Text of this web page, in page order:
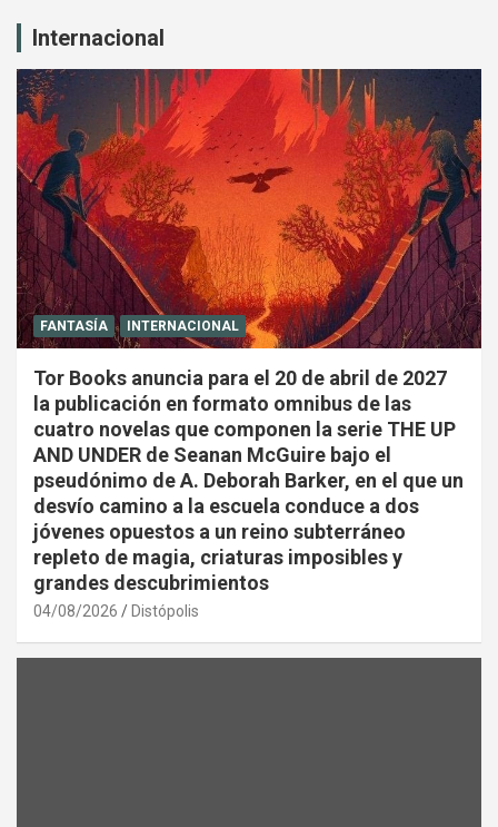
Internacional
FANTASÍA INTERNACIONAL
Tor Books anuncia para el 20 de abril de 2027
la publicación en formato omnibus de las
cuatro novelas que componen la serie THE UP
AND UNDER de Seanan McGuire bajo el
pseudónimo de A. Deborah Barker, en el que un
desvío camino a la escuela conduce a dos
jóvenes opuestos a un reino subterráneo
repleto de magia, criaturas imposibles y
grandes descubrimientos
04/08/2026 Distópolis